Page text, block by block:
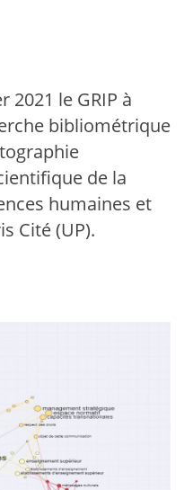
2021 le GRIP à
bibliométrique
de la
humaines et
Cité (UP).